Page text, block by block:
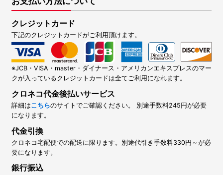
クレジットカード
下記のクレジットカードがご利用頂けます。
※JCB・VISA・master・ダイナース・アメリカンエキスプレスのマー
クが入っているクレジットカードは全てご利用になれます。
クロネコ代金後払いサービス
詳細はこちらのサイトでご確認ください。 別途手数料245円が必要
になります。
代金引換
クロネコ宅配便での配送に限ります。別途代引き手数料330円～が必
要になります。
銀行振込